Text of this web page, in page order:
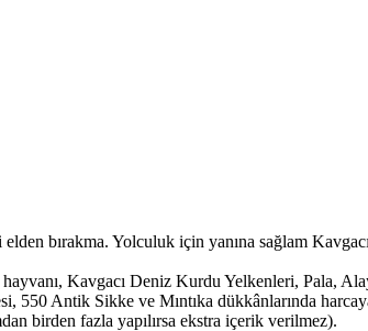
bırakma. Yolculuk için yanına sağlam
Kavgacı Deniz Kurdu Yelkenleri, Pala,
550 Antik Sikke ve Mıntıka dükkânlarında
birden fazla yapılırsa ekstra içerik verilmez).